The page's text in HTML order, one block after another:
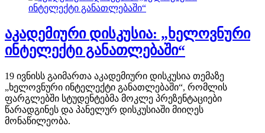
აკადემიური დისკუსია: „ხელოვნური
ინტელექტი განათლებაში“
19 ივნისს გაიმართა აკადემიური დისკუსია თემაზე
„ხელოვნური ინტელექტი განათლებაში“, რომლის
ფარგლებში სტუდენტებმა მოკლე პრეზენტაციები
წარადგინეს და პანელურ დისკუსიაში მიიღეს
მონაწილეობა.